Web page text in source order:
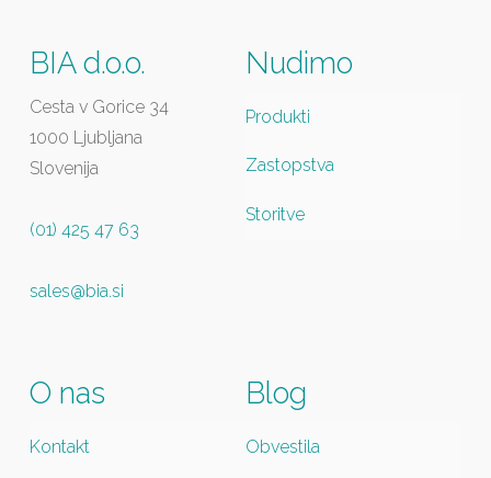
BIA d.o.o.
Cesta v Gorice 34
1000 Ljubljana
Slovenija
(01) 425 47 63
sales@bia.si
Nudimo
Produkti
Zastopstva
Storitve
O nas
Kontakt
Blog
Obvestila